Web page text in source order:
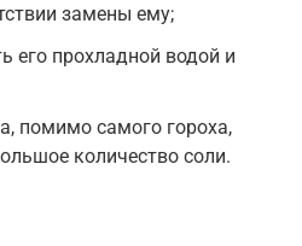
замены ему;
его прохладной водой и
помимо самого гороха,
количество соли.